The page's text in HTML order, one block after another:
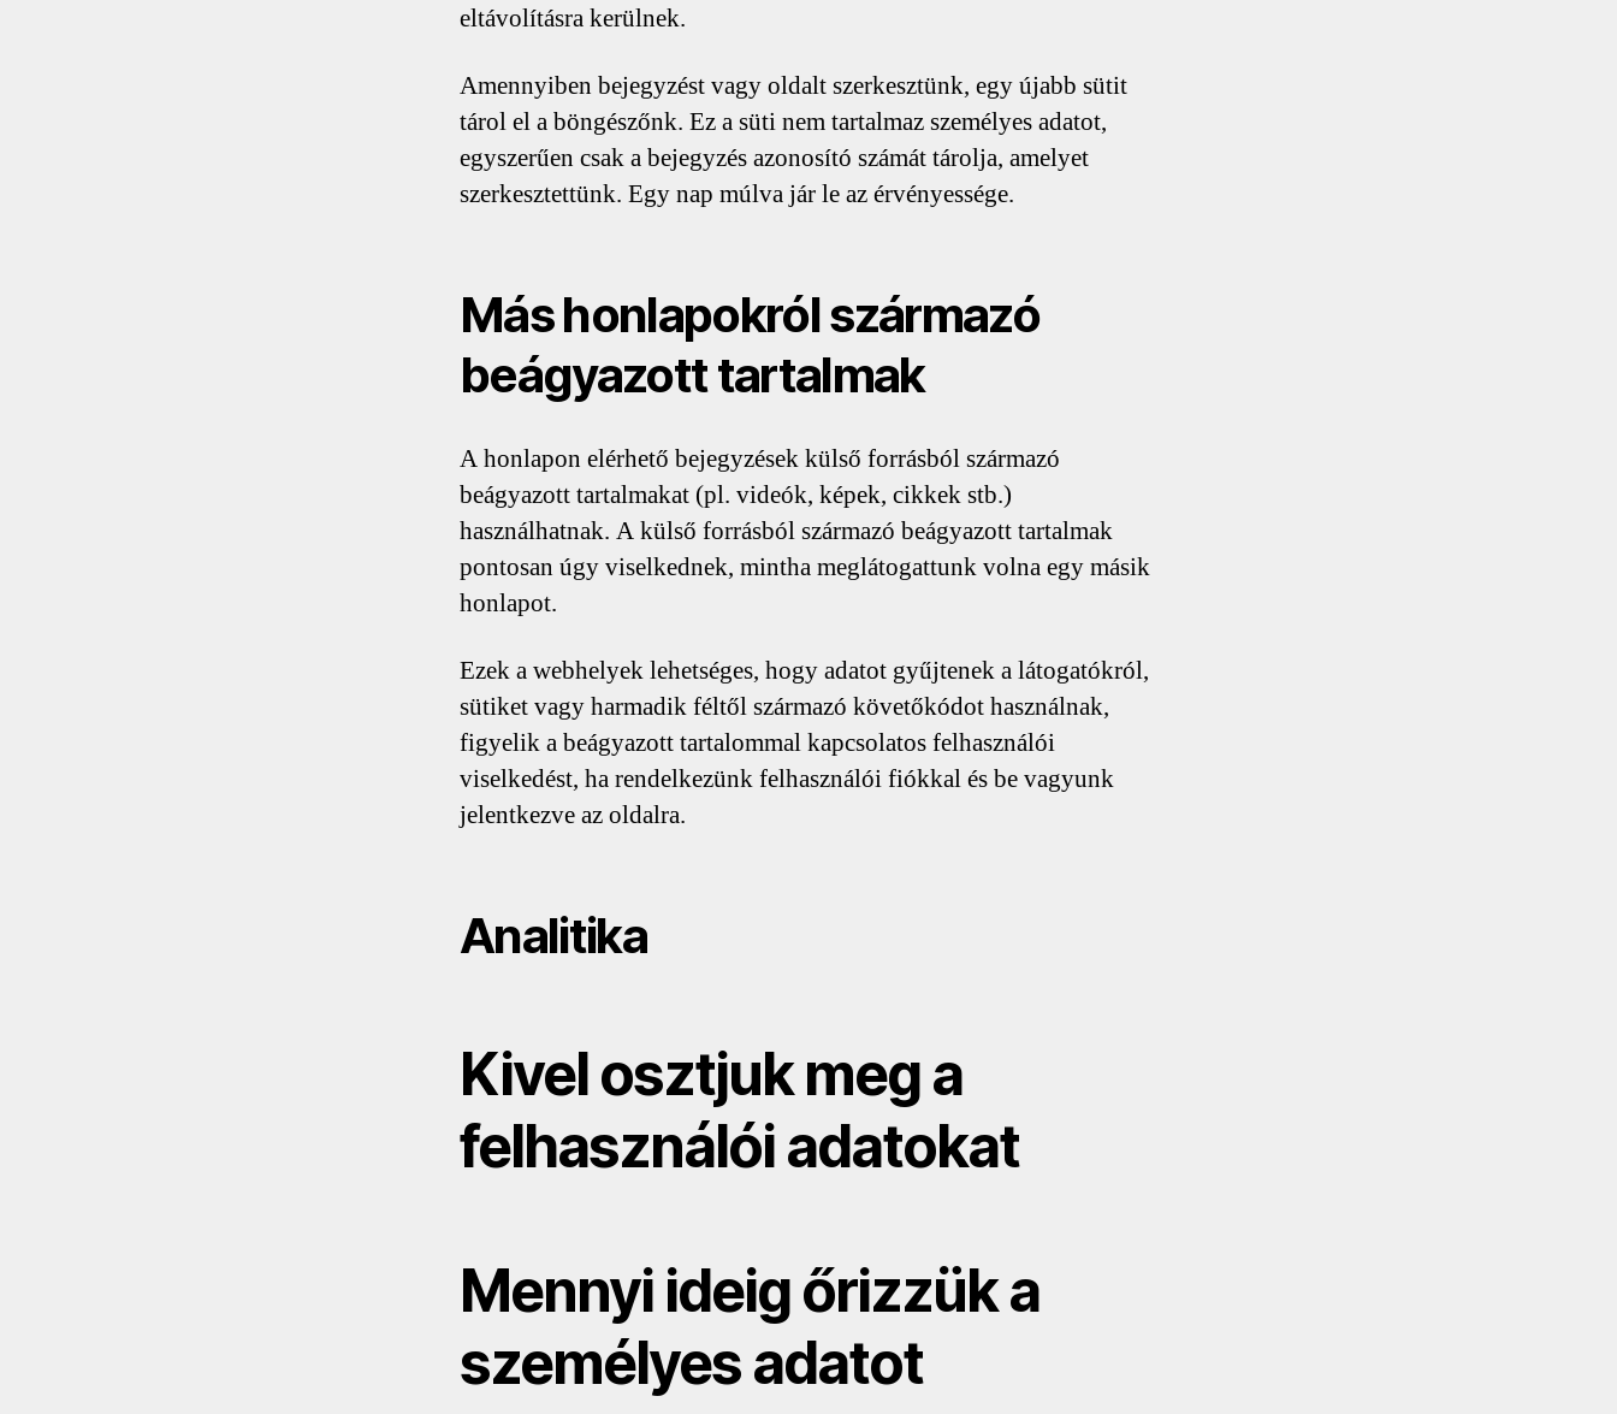
eltávolításra kerülnek.
Amennyiben bejegyzést vagy oldalt szerkesztünk, egy újabb sütit
tárol el a böngészőnk. Ez a süti nem tartalmaz személyes adatot,
egyszerűen csak a bejegyzés azonosító számát tárolja, amelyet
szerkesztettünk. Egy nap múlva jár le az érvényessége.
Más honlapokról származó
beágyazott tartalmak
A honlapon elérhető bejegyzések külső forrásból származó
beágyazott tartalmakat (pl. videók, képek, cikkek stb.)
használhatnak. A külső forrásból származó beágyazott tartalmak
pontosan úgy viselkednek, mintha meglátogattunk volna egy másik
honlapot.
Ezek a webhelyek lehetséges, hogy adatot gyűjtenek a látogatókról,
sütiket vagy harmadik féltől származó követőkódot használnak,
figyelik a beágyazott tartalommal kapcsolatos felhasználói
viselkedést, ha rendelkezünk felhasználói fiókkal és be vagyunk
jelentkezve az oldalra.
Analitika
Kivel osztjuk meg a
felhasználói adatokat
Mennyi ideig őrizzük a
személyes adatot